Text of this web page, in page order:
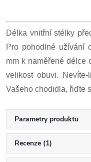
Délka vnitřní stélky
Pro pohodlné užívání
mm k naměřené délce
velikost obuvi.
Vašeho chodidla, řiďte
Parametry produktu
Recenze (1)